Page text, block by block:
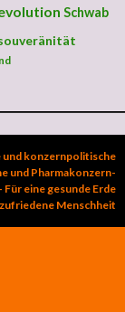
Schwab
und konzernpolitische
und Pharmakonzern-
eine gesunde Erde
Menschheit